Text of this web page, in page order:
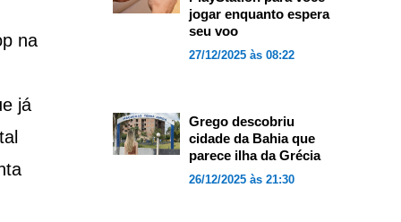
na
já
jogar enquanto espera
seu voo
27/12/2025 às 08:22
Grego descobriu
cidade da Bahia que
parece ilha da Grécia
26/12/2025 às 21:30